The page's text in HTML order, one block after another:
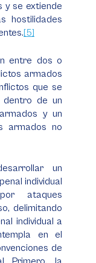
y se extiende
hostilidades
[5]
entre dos o
armados
que se
dentro de un
y un
armados no
un
individual
ataques
delimitando
individual a
en el
de